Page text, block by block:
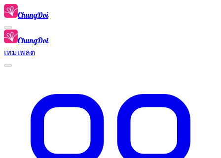
ChungDoi
ChungDoi
เทมเพลต